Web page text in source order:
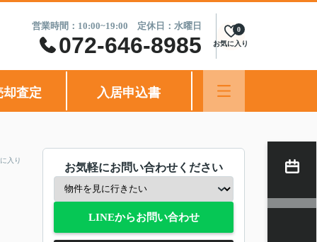
営業時間：10:00~19:00 定休日：水曜日
072-646-8985 お気に入り
0
却査定 入居申込書
入り
お気軽にお問い合わせください
LINEからお問い合わせ